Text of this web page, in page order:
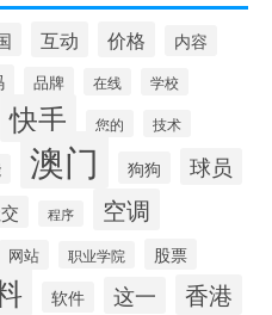
互动 价格 内容
品牌 在线 学校
快手 您的 技术
澳门 狗狗 球员
程序 空调
网站 职业学院 股票
软件 这一 香港